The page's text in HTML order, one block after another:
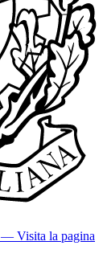
— Visita la pagina